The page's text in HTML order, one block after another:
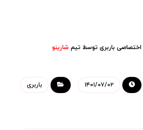
اختصاصی باربری توسط تیمشارینو
۱۴۰۱/۰۷/۰۲ باربری